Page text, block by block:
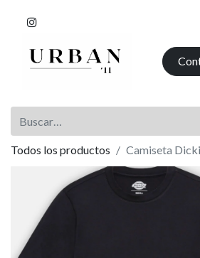
Todos los productos Camiseta